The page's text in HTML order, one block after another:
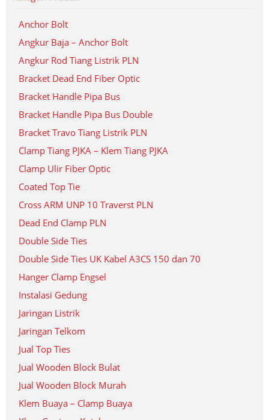
Anchor Bolt
Angkur Baja – Anchor Bolt
Angkur Rod Tiang Listrik PLN
Bracket Dead End Fiber Optic
Bracket Handle Pipa Bus
Bracket Handle Pipa Bus Double
Bracket Travo Tiang Listrik PLN
Clamp Tiang PJKA – Klem Tiang PJKA
Clamp Ulir Fiber Optic
Coated Top Tie
Cross ARM UNP 10 Traverst PLN
Dead End Clamp PLN
Double Side Ties
Double Side Ties UK Kabel A3CS 150 dan 70
Hanger Clamp Engsel
Instalasi Gedung
Jaringan Listrik
Jaringan Telkom
Jual Top Ties
Jual Wooden Block Bulat
Jual Wooden Block Murah
Klem Buaya – Clamp Buaya